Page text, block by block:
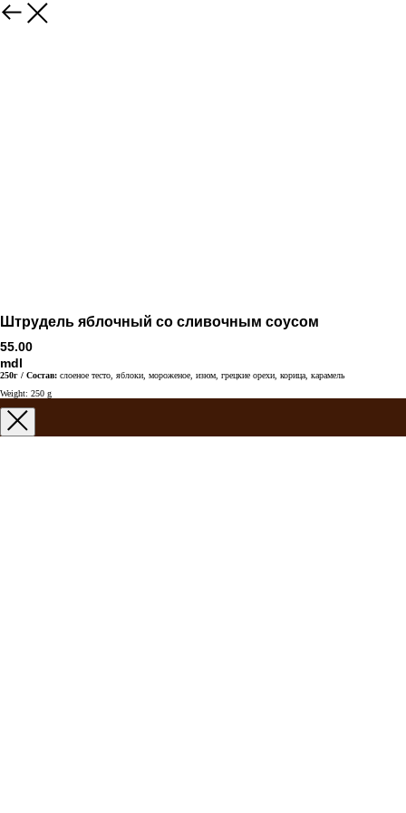
Штрудель яблочный со сливочным соусом
55.00
mdl
250г / Состав: слоеное тесто, яблоки, мороженое, изюм, грецкие орехи, корица, карамель
Weight: 250 g